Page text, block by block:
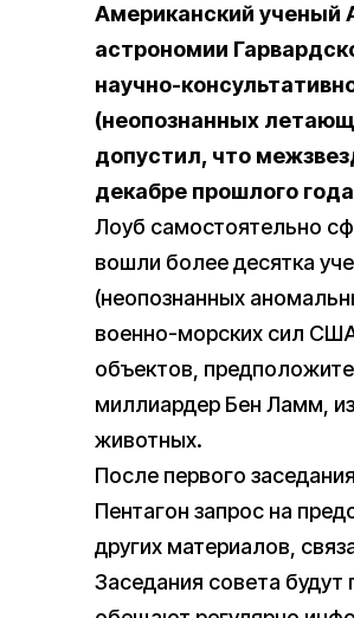
Американский ученый
астрономии
научно-
(неопознанных
допустил, что
декабре прошлого
Лоуб самостоятельно
вошли более десятка
(неопознанных
военно-морских сил
объектов,
миллиардер Бен Ламм,
животных.
После первого
Пентагон запрос на
других материалов,
Заседания совета